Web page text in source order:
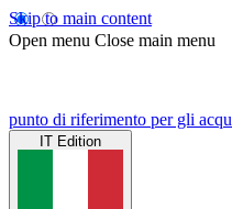
Skip to main content
Open menu Close main menu
punto di riferimento per gli
IT Edition